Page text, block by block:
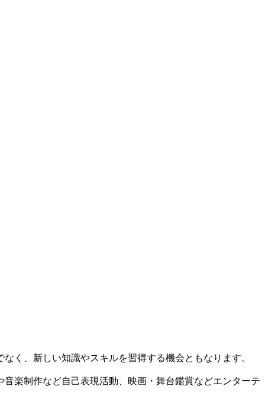
く、新しい知識やスキルを習得する機会ともなります。
楽制作など自己表現活動、映画・舞台鑑賞などエンターテ